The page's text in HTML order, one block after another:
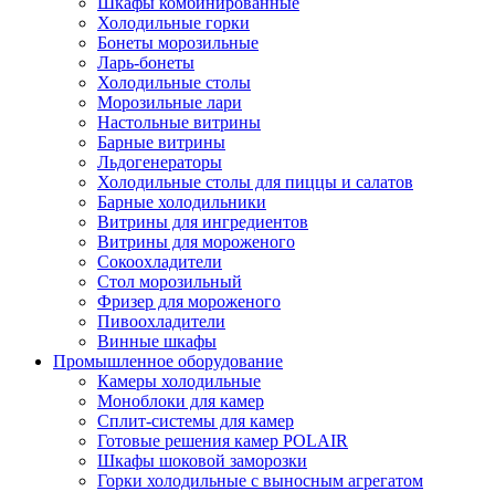
Холодильные горки
Бонеты морозильные
Ларь-бонеты
Холодильные столы
Морозильные лари
Настольные витрины
Барные витрины
Льдогенераторы
Холодильные столы для пиццы и салатов
Барные холодильники
Витрины для ингредиентов
Витрины для мороженого
Сокоохладители
Стол морозильный
Фризер для мороженого
Пивоохладители
Винные шкафы
Промышленное оборудование
Камеры холодильные
Моноблоки для камер
Сплит-системы для камер
Готовые решения камер POLAIR
Шкафы шоковой заморозки
Горки холодильные с выносным агрегатом